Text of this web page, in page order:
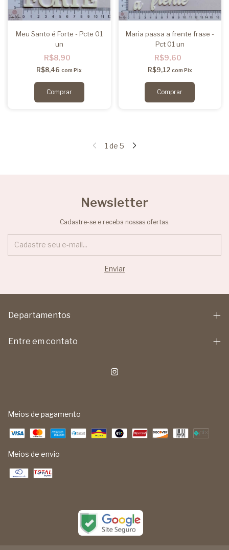
Meu Santo é Forte - Pcte 01
un
R$8,90
R$8,46com Pix
Maria passa a frente frase -
Pct 01 un
R$9,60
R$9,12 com Pix
1de 5
Newsletter
Cadastre-se e receba nossas ofertas.
Departamentos
Entre em contato
Meios de pagamento
Meios de envio